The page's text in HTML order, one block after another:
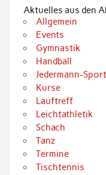
Aktuelles aus den
Allgemein
Events
Gymnastik
Handball
Jedermann-Sport
Kurse
Lauftreff
Leichtathletik
Schach
Tanz
Termine
Tischtennis